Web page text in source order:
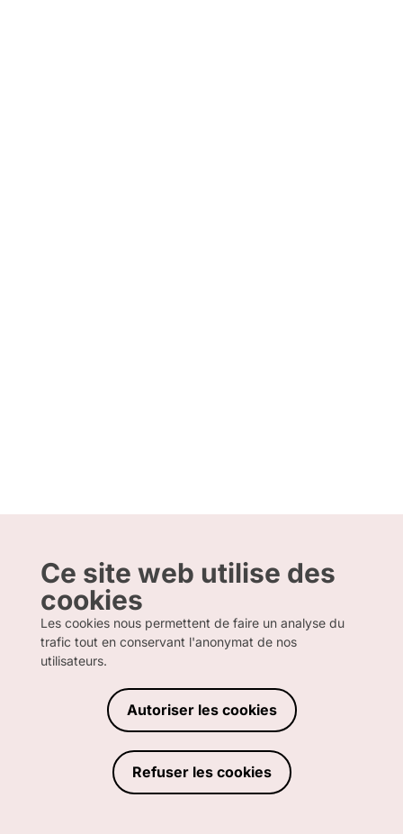
Ce site web utilise des
cookies
Les cookies nous permettent de faire un analyse du
trafic tout en conservant l'anonymat de nos
utilisateurs.
Autoriser les cookies
Refuser les cookies